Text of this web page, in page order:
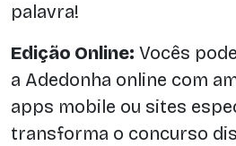
palavra!
Edição Online: Vocês
a Adedonha online com
apps mobile ou sites
transforma o concurso